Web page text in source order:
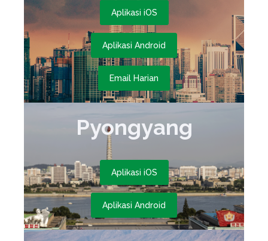
Aplikasi iOS
Aplikasi Android
Email Harian
Pyongyang
Aplikasi iOS
Aplikasi Android